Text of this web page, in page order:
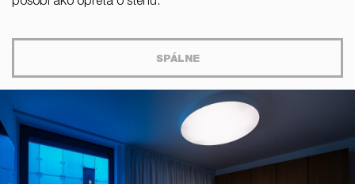
pôsobí ako opretá o stenu.
SPÁLNE